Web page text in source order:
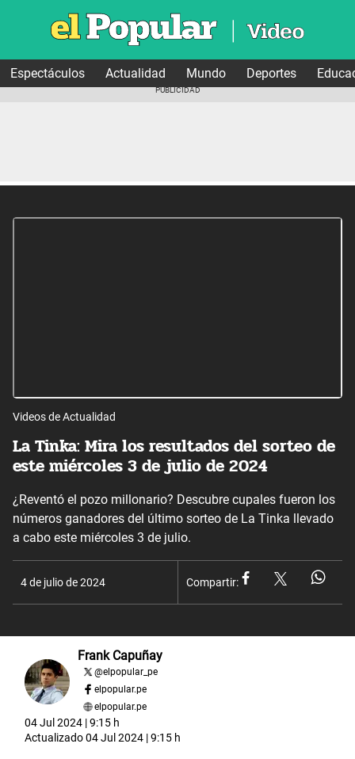
Espectáculos Actualidad Mundo Deportes
Videos de Actualidad
La Tinka: Mira los resultados del sorteo de
este miércoles 3 de julio de 2024
¿Reventó el pozo millonario? Descubre cupales fueron los
números ganadores del último sorteo de La Tinka llevado
a cabo este miércoles 3 de julio.
4 de julio de 2024 Compartir:
Frank Capuñay
@elpopular_pe
elpopular.pe
elpopular.pe
04 Jul 2024 | 9:15 h
Actualizado04 Jul 2024 | 9:15 h